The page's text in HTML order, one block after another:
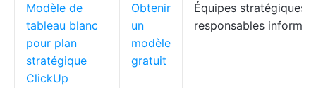
Modèle de
tableau blanc
pour plan
stratégique
ClickUp
Obtenir
un
modèle
gratuit
Équipes stratégiques,
responsables